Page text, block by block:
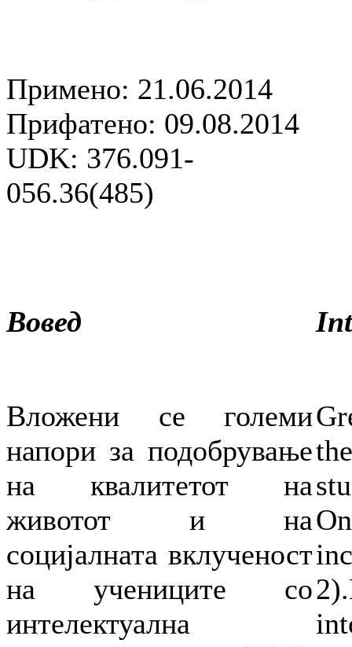
Примено: 21.06.2014
Прифатено: 09.08.2014
UDK: 376.091-
056.36(485)
Вовед
Вложени се големи
напори за подобрување
на квалитетот на
животот и на
социјалната вклученост
на учениците со
интелектуална